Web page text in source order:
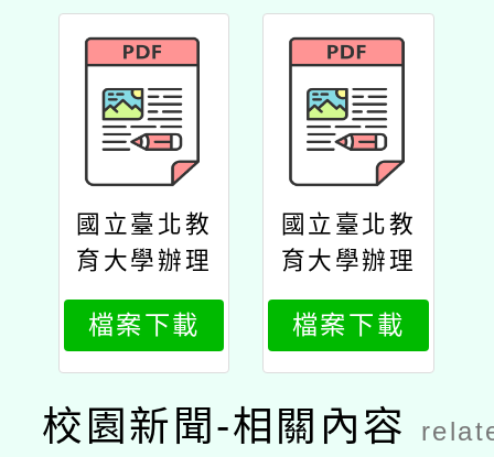
國立臺北教
育大學辦理
「113年至1
15年美感與
設計創新計
畫」1141學
期「美感通
檔案下載
國立臺北教
育大學辦理
「113年至1
15年美感與
設計創新計
畫」1141學
期「美感通
檔案下載
校園新聞-相關內容